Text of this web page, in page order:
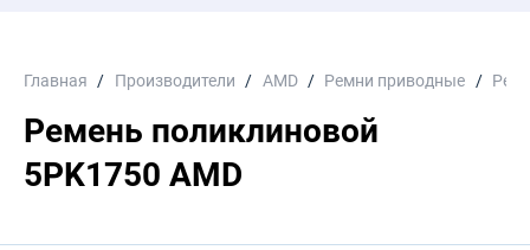
Главная Производители AMD Ремни приводные
Ремень поликлиновой
5PK1750 AMD